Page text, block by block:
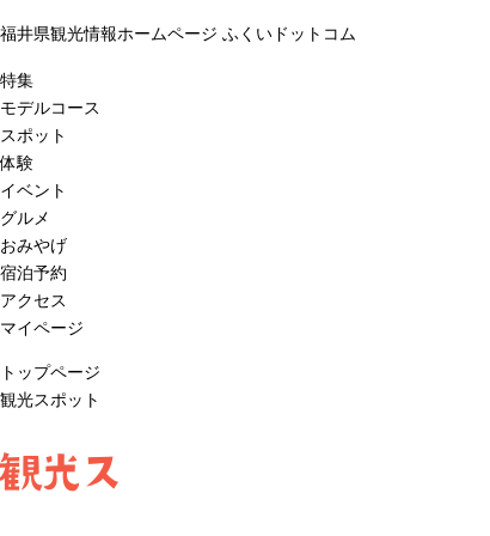
福井県観光情報ホームページ ふくいドットコム
特集
モデルコース
スポット
体験
イベント
グルメ
おみやげ
宿泊予約
アクセス
マイページ
トップページ
観光スポット
光ス